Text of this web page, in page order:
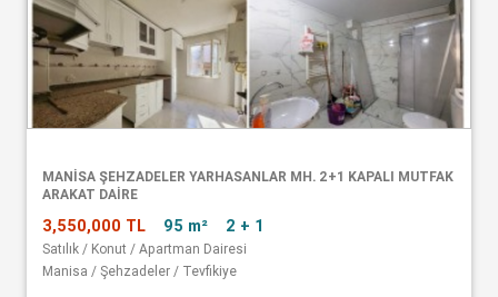
MANISA ŞEHZADELER YARHASANLAR MH. 2+1 KAPALI MUTFAK
ARAKAT DAIRE
3,550,000 TL 95 m² 2 + 1
Satılık / Konut / Apartman Dairesi
Manisa / Şehzadeler / Tevfikiye